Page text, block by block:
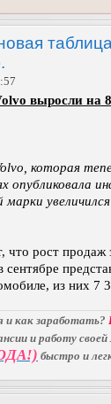
выросли на
которая
опубликовала
рост продаж
сентябре
из них 7
и как заработать?
и работу
быстро и